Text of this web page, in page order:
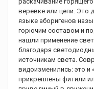
веревке или цепи. Это
языке аборигенов
горючим составом и
нашли применение
благодаря
источникам света.
видоизменились: это
прикреплены фитили